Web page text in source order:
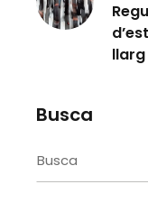
Busca
Search
for: